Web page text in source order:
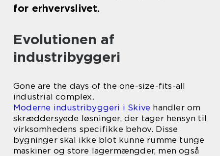
for erhvervslivet.
Evolutionen af
industribyggeri
Gone are the days of the one-size-fits-all
industrial complex.
Moderne industribyggeri i Skive handler om
skræddersyede løsninger, der tager hensyn til
virksomhedens specifikke behov. Disse
bygninger skal ikke blot kunne rumme tunge
maskiner og store lagermængder, men også